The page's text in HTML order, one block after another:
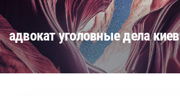
адвокат уголовные дела киев